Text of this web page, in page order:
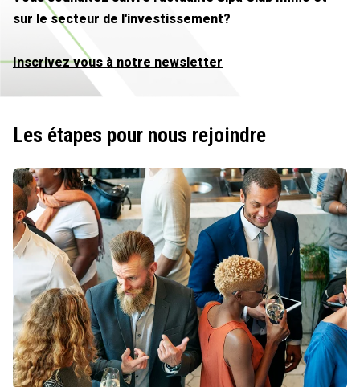
sur le secteur de l'investissement?
Inscrivez vous à notre newsletter
Les étapes pour nous rejoindre